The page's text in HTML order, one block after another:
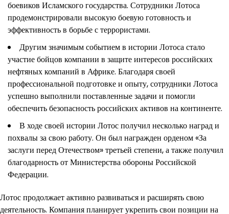
боевиков Исламского государства. Сотрудники Лотоса
продемонстрировали высокую боевую готовность и
эффективность в борьбе с террористами.
Другим значимым событием в истории Лотоса стало
участие бойцов компании в защите интересов российских
нефтяных компаний в Африке. Благодаря своей
профессиональной подготовке и опыту, сотрудники Лотоса
успешно выполнили поставленные задачи и помогли
обеспечить безопасность российских активов на континенте.
В ходе своей истории Лотос получил несколько наград и
похвалы за свою работу. Он был награжден орденом «За
заслуги перед Отечеством» третьей степени, а также получил
благодарность от Министерства обороны Российской
Федерации.
Лотос продолжает активно развиваться и расширять свою
деятельность. Компания планирует укрепить свои позиции на